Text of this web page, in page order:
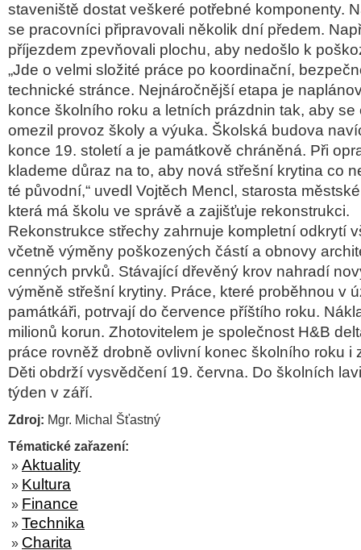
staveniště dostat veškeré potřebné komponenty.
se pracovníci připravovali několik dní předem.
příjezdem zpevňovali plochu, aby nedošlo k
„Jde o velmi složité práce po koordinační,
technické stránce. Nejnáročnější etapa je
konce školního roku a letních prázdnin tak, aby se
omezil provoz školy a výuka. Školská budova
konce 19. století a je památkově chráněná. Při
klademe důraz na to, aby nová střešní krytina co
té původní,“ uvedl Vojtěch Mencl, starosta
která má školu ve správě a zajišťuje rekonstrukci.
Rekonstrukce střechy zahrnuje kompletní odkrytí
včetně výměny poškozených částí a obnovy
cenných prvků. Stávající dřevěný krov nahradí
výměně střešní krytiny. Práce, které proběhnou v
památkáři, potrvají do července příštího roku.
milionů korun. Zhotovitelem je společnost H&B
práce rovněž drobně ovlivní konec školního roku i
Děti obdrží vysvědčení 19. června. Do školních
týden v září.
Zdroj: Mgr. Michal Šťastný
Tématické zařazení:
» Aktuality
» Kultura
» Finance
» Technika
» Charita